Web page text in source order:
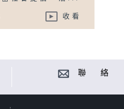
收看
聯 絡